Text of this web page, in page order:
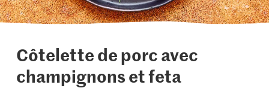
Côtelette de porc avec
champignons et feta